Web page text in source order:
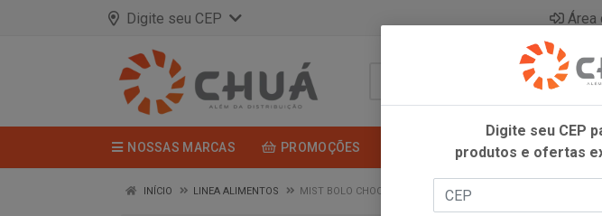
Digite seu CEP Área
NOSSAS MARCAS PROMOÇÕES
INÍCIO LINEA ALIMENTOS MIST BOLO CHOCOLATE 300G LINEA
Digite seu CEP
produtos e ofertas